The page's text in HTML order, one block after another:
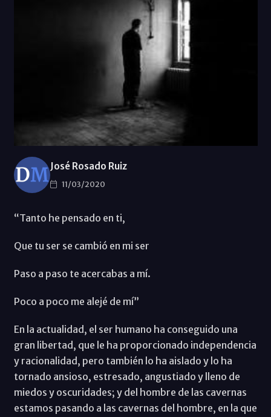
José Rosado Ruiz
11/03/2020
“Tanto he pensado en ti,
Que tu ser se cambió en mi ser
Paso a paso te acercabas a mí.
Poco a poco me alejé de mí”
En la actualidad, el ser humano ha conseguido una
gran libertad, que le ha proporcionado independencia
y racionalidad, pero también lo ha aislado y lo ha
tornado ansioso, estresado, angustiado y lleno de
miedos y oscuridades; y del hombre de las cavernas
estamos pasando a las cavernas del hombre, en la que